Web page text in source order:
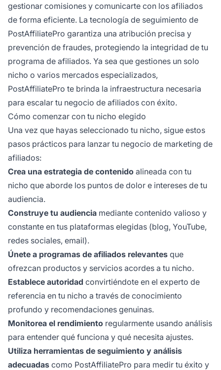
gestionar comisiones y comunicarte con los afiliados
de forma eficiente. La tecnología de seguimiento de
PostAffiliatePro garantiza una atribución precisa y
prevención de fraudes, protegiendo la integridad de tu
programa de afiliados. Ya sea que gestiones un solo
nicho o varios mercados especializados,
PostAffiliatePro te brinda la infraestructura necesaria
para escalar tu negocio de afiliados con éxito.
Cómo comenzar con tu nicho elegido
Una vez que hayas seleccionado tu nicho, sigue estos
pasos prácticos para lanzar tu negocio de marketing de
afiliados:
Crea una estrategia de contenido alineada con tu
nicho que aborde los puntos de dolor e intereses de tu
audiencia.
Construye tu audiencia mediante contenido valioso y
constante en tus plataformas elegidas (blog, YouTube,
redes sociales, email).
Únete a programas de afiliados relevantes que
ofrezcan productos y servicios acordes a tu nicho.
Establece autoridad convirtiéndote en el experto de
referencia en tu nicho a través de conocimiento
profundo y recomendaciones genuinas.
Monitorea el rendimiento regularmente usando análisis
para entender qué funciona y qué necesita ajustes.
Utiliza herramientas de seguimiento y análisis
adecuadas como PostAffiliatePro para medir tu éxito y